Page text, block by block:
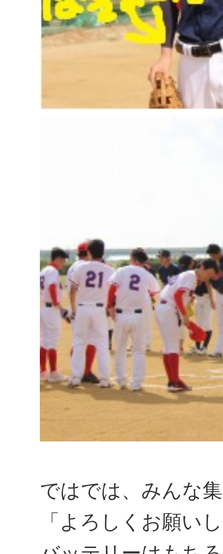
ではでは、みんな
「よろしくお願い